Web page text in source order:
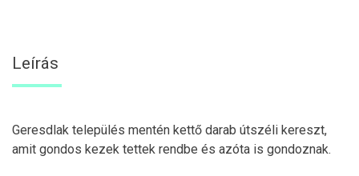
Leírás
Geresdlak település mentén kettő darab útszéli kereszt,
amit gondos kezek tettek rendbe és azóta is gondoznak.